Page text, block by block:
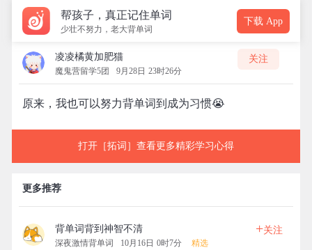
帮孩子，真正记住单词
少壮不努力，老大背单词
下载 App
凌凌橘黄加肥猫
魔鬼营留学5团 9月28日 23时26分
关注
原来，我也可以努力背单词到成为习惯😭️
打开［拓词］查看更多精彩学习心得
更多推荐
背单词背到神智不清
深夜激情背单词 10月16日 0时7分 精选
+关注